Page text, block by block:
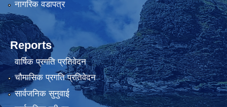
नागरिक वडापत्र
Reports
वार्षिक प्रगति प्रतिवेदन
चौमासिक प्रगति प्रतिवेदन
सार्वजनिक सुनुवाई